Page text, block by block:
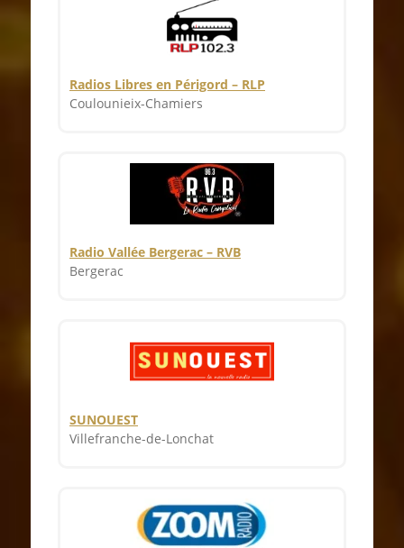
Radios Libres en Périgord – RLP
Coulounieix-Chamiers
Radio Vallée Bergerac – RVB
Bergerac
SUNOUEST
Villefranche-de-Lonchat